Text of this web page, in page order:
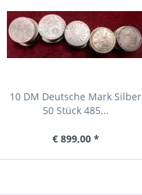
10 DM Deutsche Mark Silber
50 Stück 485...
€ 899,00 *